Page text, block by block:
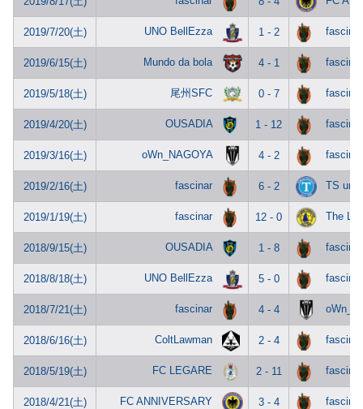
2019/7/20(土) UNO BellEzza 1 - 2 fascinar
2019/6/15(土) Mundo da bola 4 - 1 fascinar
2019/5/18(土) 尾州SFC 0 - 7 fascinar
2019/4/20(土) OUSADIA 1 - 12 fascinar
2019/3/16(土) oWn_NAGOYA 4 - 2 fascinar
2019/2/16(土) fascinar 6 - 2 TS
2019/1/19(土) fascinar 12 - 0 The
2018/9/15(土) OUSADIA 1 - 8 fascinar
2018/8/18(土) UNO BellEzza 5 - 0 fascinar
2018/7/21(土) fascinar 4 - 4
2018/6/16(土) ColtLawman 2 - 4 fascinar
2018/5/19(土) FC LEGARE 2 - 11 fascinar
2018/4/21(土) FC ANNIVERSARY 3 - 4 fascinar